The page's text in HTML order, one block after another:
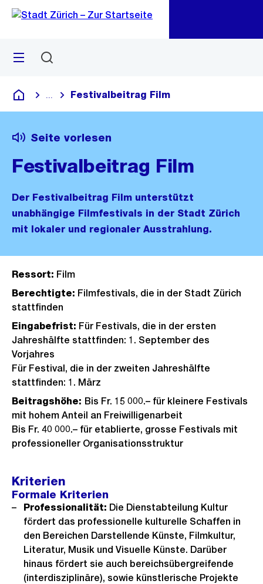
Navigation
Sprunglink
Menü
Deutsch
Blende alle Breadcrumbs ein
Festivalbeitrag Film
Seite vorlesen
Festivalbeitrag Film
Der Festivalbeitrag Film unterstützt
unabhängige Filmfestivals in der Stadt Zürich
mit lokaler und regionaler Ausstrahlung.
Ressort: Film
Berechtigte: Filmfestivals, die in der Stadt Zürich
stattfinden
Eingabefrist: Für Festivals, die in der ersten
Jahreshälfte stattfinden: 1. September des
Vorjahres
Für Festival, die in der zweiten Jahreshälfte
stattfinden: 1. März
Beitragshöhe: Bis Fr. 15 000.– für kleinere Festivals
mit hohem Anteil an Freiwilligenarbeit
Bis Fr. 40 000.– für etablierte, grosse Festivals mit
professioneller Organisationsstruktur
Kriterien
Formale Kriterien
Professionalität: Die Dienstabteilung Kultur
fördert das professionelle kulturelle Schaffen in
den Bereichen Darstellende Künste, Filmkultur,
Literatur, Musik und Visuelle Künste. Darüber
hinaus fördert sie auch bereichsübergreifende
(interdisziplinäre), sowie künstlerische Projekte